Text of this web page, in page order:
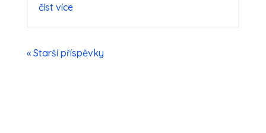
číst více
« Starší příspěvky